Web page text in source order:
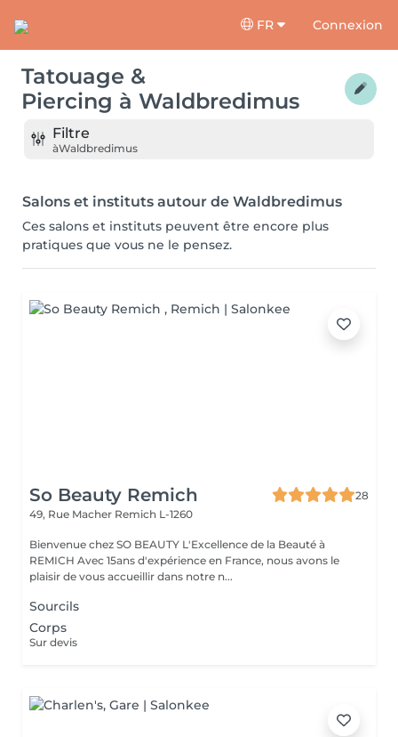
FR Connexion
Tatouage &
Piercing à Waldbredimus
Filtre
àWaldbredimus
Salons et instituts autour de Waldbredimus
Ces salons et instituts peuvent être encore plus
pratiques que vous ne le pensez.
So Beauty Remich
28
49, Rue Macher Remich L-1260
Bienvenue chez SO BEAUTY L'Excellence de la Beauté à
REMICH Avec 15ans d'expérience en France, nous avons le
plaisir de vous accueillir dans notre n...
Sourcils
Corps
Sur devis